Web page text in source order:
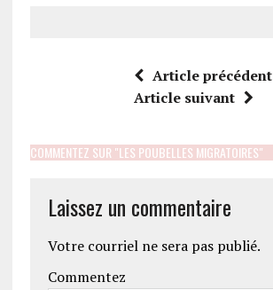
Article précédent
Article suivant
COMMENTEZ SUR "LES POUBELLES MIGRATOIRES"
Laissez un commentaire
Votre courriel ne sera pas publié.
Commentez